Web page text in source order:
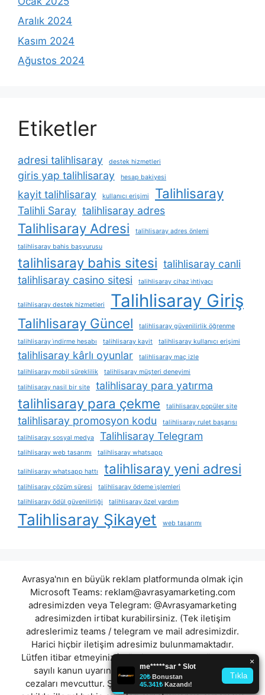
Aralık 2024
Kasım 2024
Ağustos 2024
Etiketler
adresi talihlisaray destek hizmetleri
giris yap talihlisaray hesap bakiyesi
kayit talihlisaray kullanıcı erişimi Talihlisaray
Talihli Saray talihlisaray adres
Talihlisaray Adresi
talihlisaray adres önlemi
talihlisaray bahis başvurusu
talihlisaray bahis sitesi talihlisaray canli
talihlisaray casino sitesi
talihlisaray cihaz i̇htiyacı
talihlisaray destek hizmetleri Talihlisaray Giriş
Talihlisaray Güncel
talihlisaray güvenilirlik öğrenme
talihlisaray i̇ndirme hesabı
talihlisaray kayit talihlisaray kullanıcı erişimi
talihlisaray kârlı oyunlar
talihlisaray maç izle
talihlisaray mobil süreklilik
talihlisaray müşteri deneyimi
talihlisaray nasil bir site
talihlisaray para yatırma
talihlisaray para çekme talihlisaray popüler site
talihlisaray promosyon kodu
talihlisaray rulet başarısı
talihlisaray sosyal medya
Talihlisaray Telegram
talihlisaray web tasarımı talihlisaray whatsapp
talihlisaray whatsapp hattı talihlisaray yeni adresi
talihlisaray çözüm süresi
talihlisaray ödeme i̇şlemleri
talihlisaray ödül güvenilirliği
talihlisaray özel yardım
Talihlisaray Şikayet web tasarımı
Avrasya'nın en büyük reklam platformunda olmak için
Microsoft Teams: reklam@avrasyamarketing.com
adresimizden veya Telegram: @Avrasyamarketing
adresimizden irtibat kurabilirsiniz. (Tek iletişim
adreslerimiz teams / telegram ve mail adresimizdir.
Harici hiçbir iletişim adresimiz bulunmamaktadır.
Lütfen itibar etmeyiniz.) Türkiye yasalarına göre 7258
sayılı kanun uyarınca yasa dışı bahis oynamanın
cezaları mevcuttur. Şu an bulunduğunuz site hiç bir